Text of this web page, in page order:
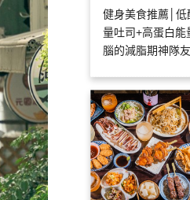
健身美食推薦│
量吐司+高蛋白
腦的減脂期神隊友